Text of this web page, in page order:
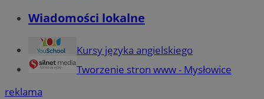
Wiadomości lokalne
Kursy języka angielskiego
Tworzenie stron www - Mysłowice
reklama